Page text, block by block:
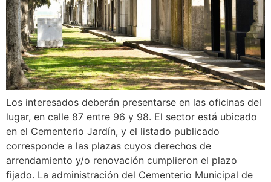
Los interesados deberán presentarse en las oficinas del
lugar, en calle 87 entre 96 y 98. El sector está ubicado
en el Cementerio Jardín, y el listado publicado
corresponde a las plazas cuyos derechos de
arrendamiento y/o renovación cumplieron el plazo
fijado. La administración del Cementerio Municipal de